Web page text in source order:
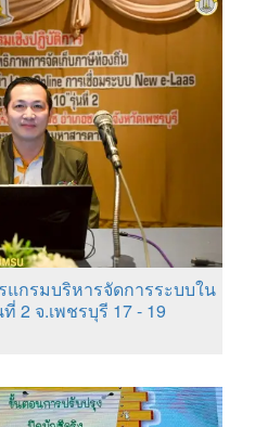
แกรมบริหารจัดการระบบใน
2 จ.เพชรบุรี 17 - 19